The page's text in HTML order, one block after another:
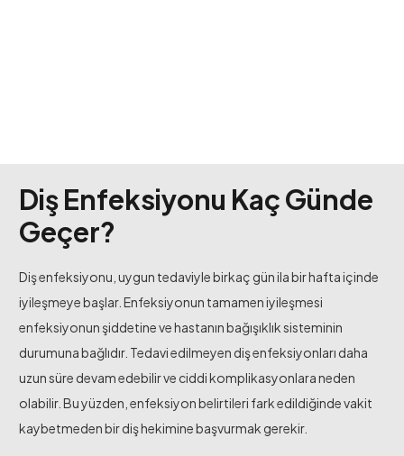
Diş Enfeksiyonu Kaç Günde
Geçer?
Diş enfeksiyonu, uygun tedaviyle birkaç gün ila bir hafta içinde
iyileşmeye başlar. Enfeksiyonun tamamen iyileşmesi
enfeksiyonun şiddetine ve hastanın bağışıklık sisteminin
durumuna bağlıdır. Tedavi edilmeyen diş enfeksiyonları daha
uzun süre devam edebilir ve ciddi komplikasyonlara neden
olabilir. Bu yüzden, enfeksiyon belirtileri fark edildiğinde vakit
kaybetmeden bir diş hekimine başvurmak gerekir.